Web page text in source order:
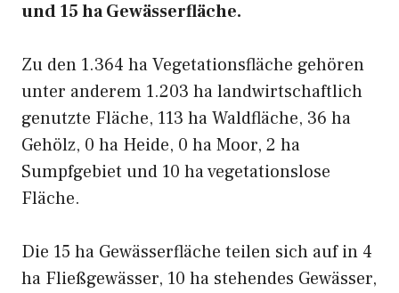
und 15 ha Gewässerfläche.
Zu den 1.364 ha Vegetationsfläche gehören
unter anderem 1.203 ha landwirtschaftlich
genutzte Fläche, 113 ha Waldfläche, 36 ha
Gehölz, 0 ha Heide, 0 ha Moor, 2 ha
Sumpfgebiet und 10 ha vegetationslose
Fläche.
Die 15 ha Gewässerfläche teilen sich auf in 4
ha Fließgewässer, 10 ha stehendes Gewässer,